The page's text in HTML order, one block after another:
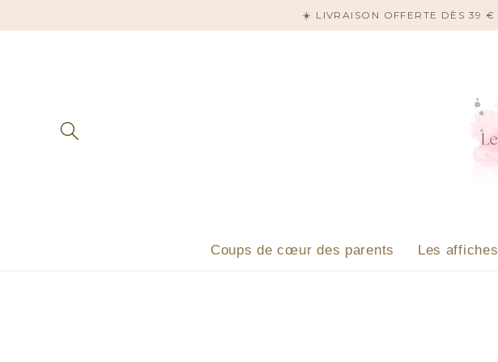
☀️ LIVRAISON OFFERTE DÈS 39 €
Coups de cœur des parents Les affiches